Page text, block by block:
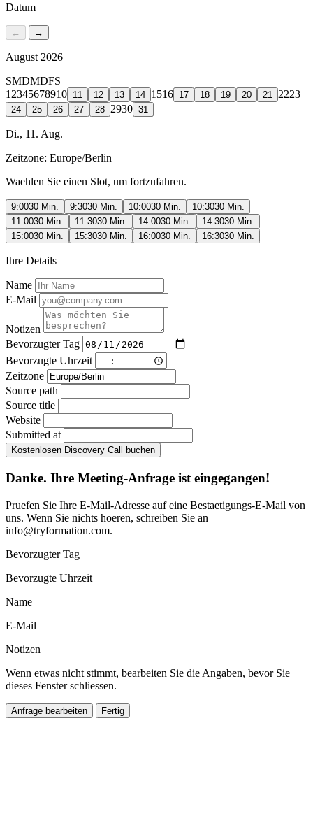
Datum
← →
August 2026
SMDMDFS
1 2345678910 11 12 13 14 1516 17 18 19 20 21 2223
24 25 26 27 28 2930 31
Di., 11. Aug.
Zeitzone: Europe/Berlin
Waehlen Sie einen Slot, um fortzufahren.
9:0030 Min. 9:3030 Min. 10:0030 Min. 10:3030 Min.
11:0030 Min. 11:3030 Min. 14:0030 Min. 14:3030 Min.
15:0030 Min. 15:3030 Min. 16:0030 Min. 16:3030 Min.
Ihre Details
Name
E-Mail
Notizen
Bevorzugter Tag
Bevorzugte Uhrzeit
Zeitzone
Source path
Source title
Website
Submitted at
Kostenlosen Discovery Call buchen
Danke. Ihre Meeting-Anfrage ist eingegangen!
Pruefen Sie Ihre E-Mail-Adresse auf eine Bestaetigungs-E-Mail von
uns. Wenn Sie nichts hoeren, schreiben Sie an
info@tryformation.com.
Bevorzugter Tag
Bevorzugte Uhrzeit
Name
E-Mail
Notizen
Wenn etwas nicht stimmt, bearbeiten Sie die Angaben, bevor Sie
dieses Fenster schliessen.
Anfrage bearbeiten Fertig